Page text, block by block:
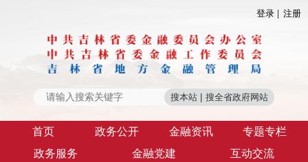
登录 注册
首页 政务公开 金融资讯
专题专栏
政务服务
金融党建 互动交流